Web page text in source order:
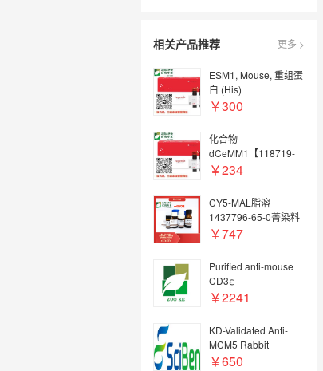
相关产品推荐 更多 >
ESM1, Mouse, 重组蛋
白 (His)
￥300
化合物
dCeMM1【118719-
16-7】
￥234
CY5-MAL脂溶
1437796-65-0菁染料
CY5马来酰亚胺
￥747
Purified anti-mouse
CD3ε
￥2241
KD-Validated Anti-
MCM5 Rabbit
mAb（KD&nbsp;KO验
￥650